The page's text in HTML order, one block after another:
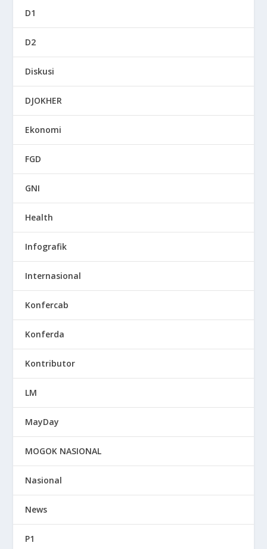
D1
D2
Diskusi
DJOKHER
Ekonomi
FGD
GNI
Health
Infografik
Internasional
Konfercab
Konferda
Kontributor
LM
MayDay
MOGOK NASIONAL
Nasional
News
P1